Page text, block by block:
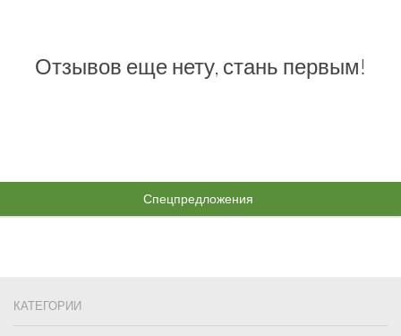
Отзывов еще нету, стань первым!
Спецпредложения
КАТЕГОРИИ